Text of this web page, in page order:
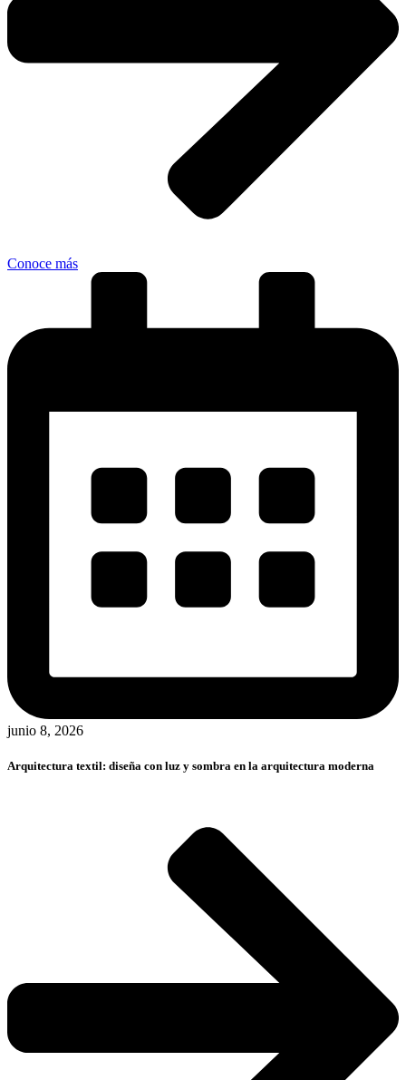
Conoce más
junio 8, 2026
Arquitectura textil: diseña con luz y sombra en la arquitectura moderna